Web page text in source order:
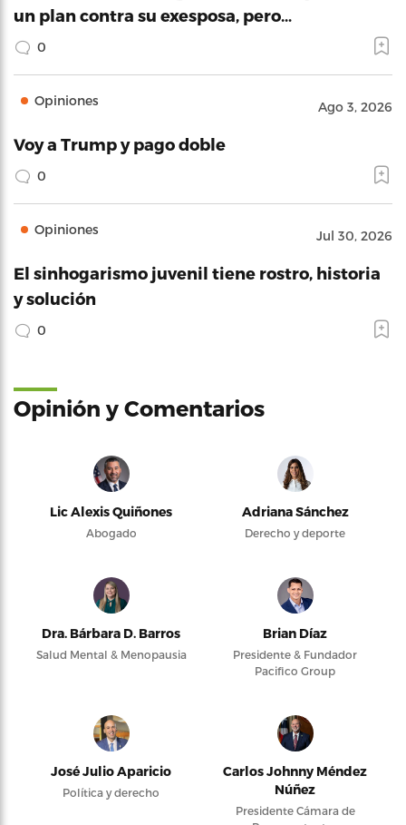
un plan contra su exesposa, pero…
0
Opiniones Ago 3, 2026
Voy a Trump y pago doble
0
Opiniones Jul 30, 2026
El sinhogarismo juvenil tiene rostro, historia
y solución
0
Opinión y Comentarios
Lic Alexis Quiñones
Abogado
Adriana Sánchez
Derecho y deporte
Dra. Bárbara D. Barros
Salud Mental & Menopausia
Brian Díaz
Presidente & Fundador
Pacifico Group
José Julio Aparicio
Política y derecho
Carlos Johnny Méndez
Núñez
Presidente Cámara de